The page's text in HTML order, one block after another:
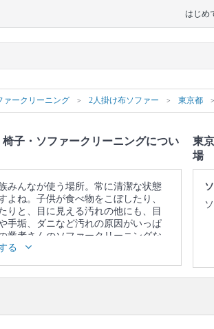
はじめ
ァークリーニング 2人掛け布ソファー 東京都
子・ソファークリーニングについ
みんなが使う場所。常に清潔な状態
よね。子供が食べ物をこぼしたり、
りと、目に見える汚れの他にも、目
手垢、ダニなど汚れの原因がいっぱ
業者さんのソファークリーニングな
思っていたシミや臭い、ダニや雑菌
まれる椅子・ソファークリーニング
る
東
場